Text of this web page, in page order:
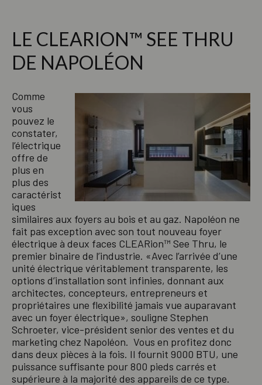
LE CLEARION™ SEE THRU
DE NAPOLÉON
Comme
vous
pouvez le
constater,
l’électrique
offre de
plus en
plus des
caractérist
iques
similaires aux foyers au bois et au gaz. Napoléon ne
fait pas exception avec son tout nouveau foyer
électrique à deux faces CLEARion™ See Thru, le
premier binaire de l’industrie. «Avec l’arrivée d’une
unité électrique véritablement transparente, les
options d’installation sont infinies, donnant aux
architectes, concepteurs, entrepreneurs et
propriétaires une flexibilité jamais vue auparavant
avec un foyer électrique», souligne Stephen
Schroeter, vice-président senior des ventes et du
marketing chez Napoléon. Vous en profitez donc
dans deux pièces à la fois. Il fournit 9000 BTU, une
puissance suffisante pour 800 pieds carrés et
supérieure à la majorité des appareils de ce type.